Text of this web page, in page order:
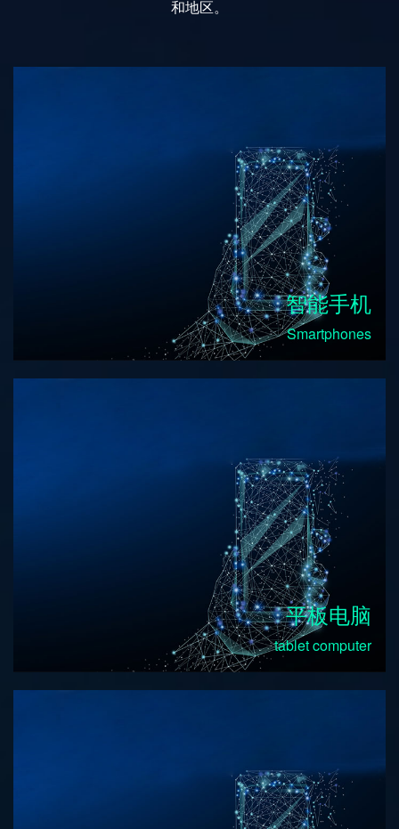
和地区。
智能手机
Smartphones
平板电脑
tablet computer